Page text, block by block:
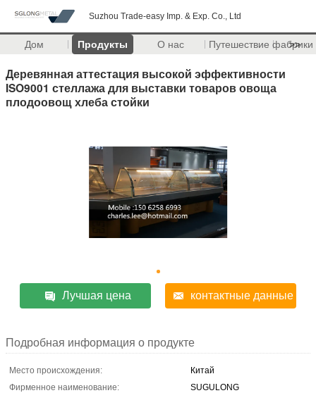
Suzhou Trade-easy Imp. & Exp. Co., Ltd
Дом Продукты О нас Путешествие фабрики
>>
Деревянная аттестация высокой эффективности
ISO9001 стеллажа для выставки товаров овоща
плодоовощ хлеба стойки
Лучшая цена контактные данные
Подробная информация о продукте
Место происхождения:
Китай
Фирменное наименование:
SUGULONG